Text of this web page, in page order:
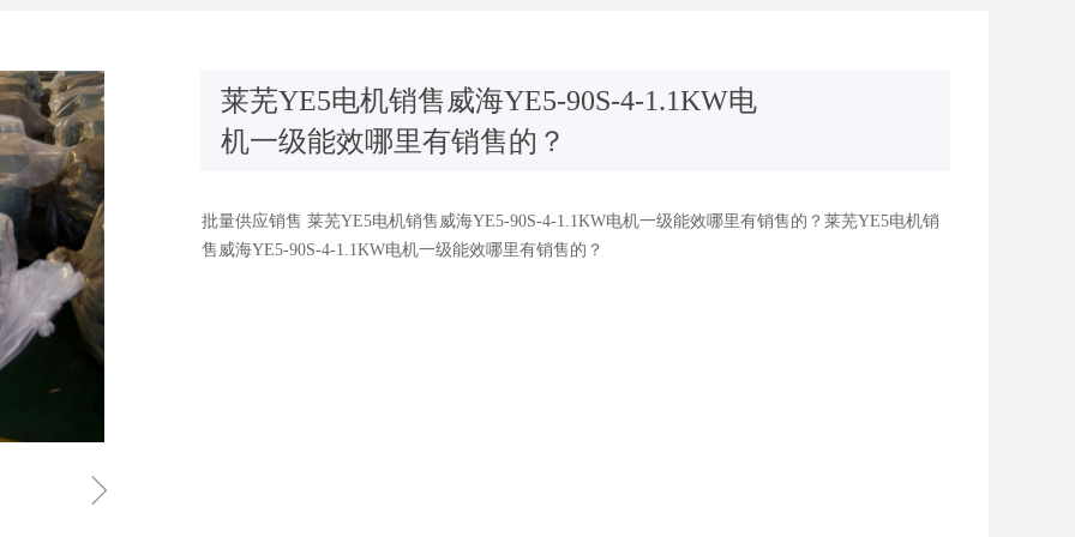
ꁇ
批量供应销售 莱芜YE5电机销售威海YE5-90S-4-1.1KW电机一级能效哪里有销售的？莱芜YE5电机销
售威海YE5-90S-4-1.1KW电机一级能效哪里有销售的？
莱芜YE5电机销售威海YE5-90S-4-1.1KW电
机一级能效哪里有销售的？